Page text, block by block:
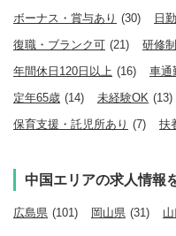
ボーナス・賞与あり (30) 日
復職・ブランク可 (21) 研修
年間休日120日以上 (16) 車通
定年65歳 (14) 未経験OK (13)
保育支援・託児所あり (7) 扶
中国エリアの求人情報
広島県 (101) 岡山県 (31)